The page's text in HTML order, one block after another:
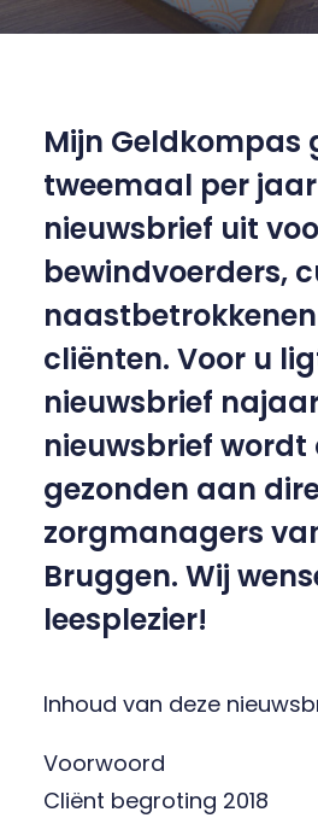
Mijn Geldkompas
tweemaal per
nieuwsbrief uit
bewindvoerders,
cliënten. Voor u
nieuwsbrief najaar
nieuwsbrief wordt
gezonden aan
zorgmanagers
Bruggen. Wij
leesplezier!
Inhoud van deze
Voorwoord
Cliënt begroting 2018